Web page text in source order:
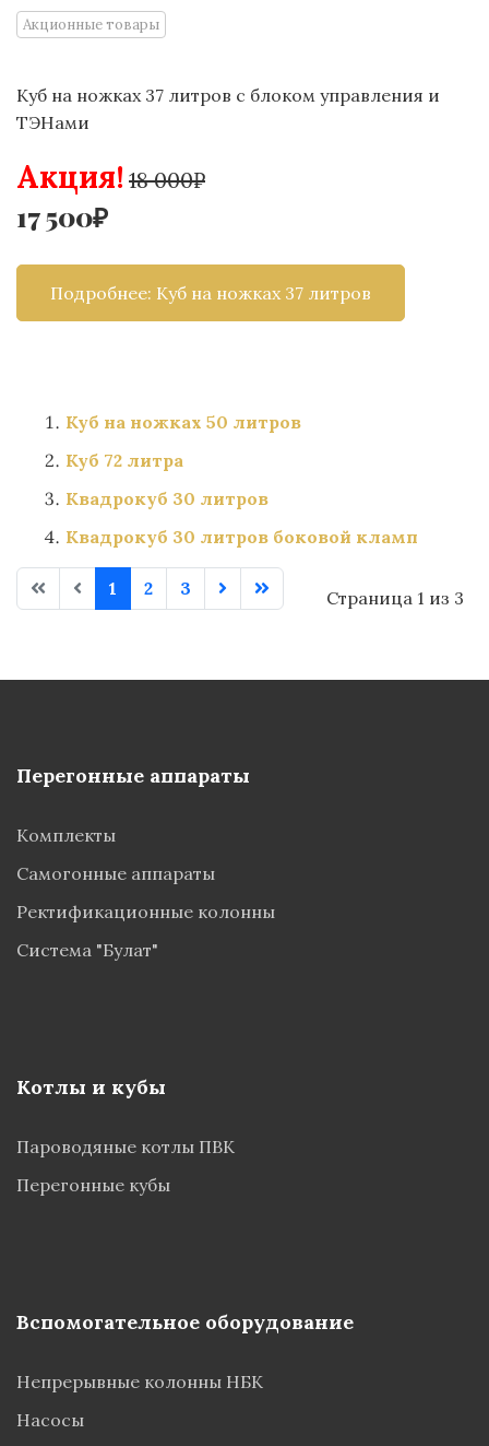
Акционные товары
Куб на ножках 37 литров с блоком управления и
ТЭНами
Акция! 18 000₽
17 500₽
Подробнее: Куб на ножках 37 литров
Куб на ножках 50 литров
Куб 72 литра
Квадрокуб 30 литров
Квадрокуб 30 литров боковой кламп
Страница 1 из 3
1 2 3
Перегонные аппараты
Комплекты
Самогонные аппараты
Ректификационные колонны
Система "Булат"
Котлы и кубы
Пароводяные котлы ПВК
Перегонные кубы
Вспомогательное оборудование
Непрерывные колонны НБК
Насосы